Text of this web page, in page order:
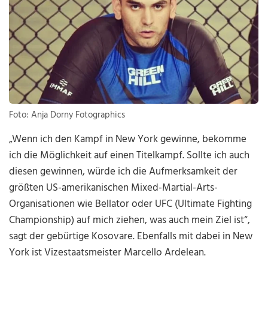
Foto: Anja Dorny Fotographics
„Wenn ich den Kampf in New York gewinne, bekomme
ich die Möglichkeit auf einen Titelkampf. Sollte ich auch
diesen gewinnen, würde ich die Aufmerksamkeit der
größten US-amerikanischen Mixed-Martial-Arts-
Organisationen wie Bellator oder UFC (Ultimate Fighting
Championship) auf mich ziehen, was auch mein Ziel ist“,
sagt der gebürtige Kosovare. Ebenfalls mit dabei in New
York ist Vizestaatsmeister Marcello Ardelean.